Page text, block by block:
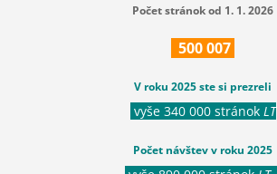
Počet stránok od 1. 1. 2026
500007
V roku 2025 ste si prezreli
vyše 340 000 stránok LT
Počet návštev v roku 2025